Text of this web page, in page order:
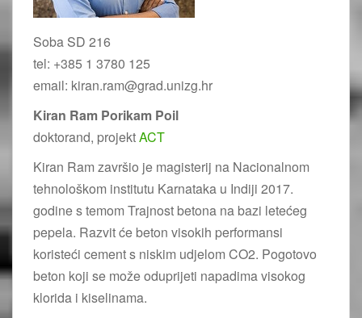
Soba SD 216
tel: +385 1 3780 125
email: kiran.ram@grad.unizg.hr
Kiran Ram Porikam Poil
doktorand, projektACT
Kiran Ram završio je magisterij na Nacionalnom
tehnološkom institutu Karnataka u Indiji 2017.
godine s temom Trajnost betona na bazi letećeg
pepela. Razvit će beton visokih performansi
koristeći cement s niskim udjelom CO2. Pogotovo
beton koji se može oduprijeti napadima visokog
klorida i kiselinama.